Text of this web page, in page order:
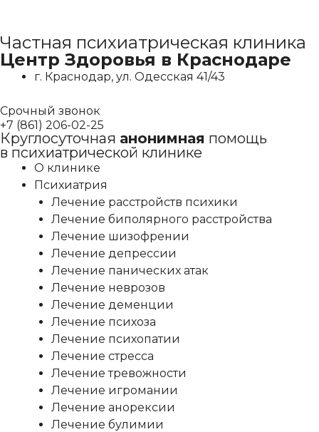
к
содержимому
Частная психиатрическая клиника
Центр Здоровья в Краснодаре
г. Краснодар, ул. Одесская 41/43
Срочный звонок
+7 (861) 206-02-25
Круглосуточная анонимная помощь
в психиатрической клинике
О клинике
Психиатрия
Лечение расстройств психики
Лечение биполярного расстройства
Лечение шизофрении
Лечение депрессии
Лечение панических атак
Лечение неврозов
Лечение деменции
Лечение психоза
Лечение психопатии
Лечение стресса
Лечение тревожности
Лечение игромании
Лечение анорексии
Лечение булимии